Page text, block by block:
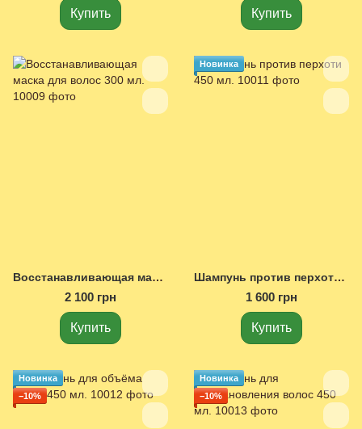
Купить Купить
Восстанавливающая маска для волос 300 мл.
2 100 грн
Купить
Новинка
Шампунь против перхоти 450 мл.
1 600 грн
Купить
Новинка
−10%
Новинка
−10%